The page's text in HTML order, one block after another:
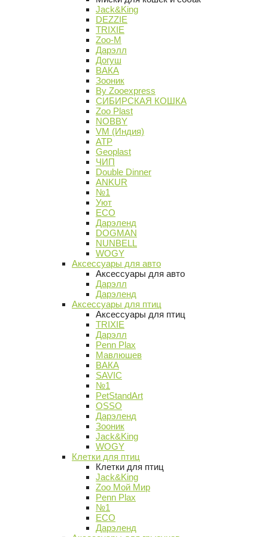
Jack&King
DEZZIE
TRIXIE
Zoo-M
Дарэлл
Догуш
ВАКА
Зооник
By Zooexpress
СИБИРСКАЯ КОШКА
Zoo Plast
NOBBY
VM (Индия)
АТР
Geoplast
ЧИП
Double Dinner
ANKUR
№1
Уют
ECO
Дарэленд
DOGMAN
NUNBELL
WOGY
Аксессуары для авто
Аксессуары для авто
Дарэлл
Дарэленд
Аксессуары для птиц
Аксессуары для птиц
TRIXIE
Дарэлл
Penn Plax
Мавлюшев
ВАКА
SAVIC
№1
PetStandArt
OSSO
Дарэленд
Зооник
Jack&King
WOGY
Клетки для птиц
Клетки для птиц
Jack&King
Zoo Мой Мир
Penn Plax
№1
ECO
Дарэленд